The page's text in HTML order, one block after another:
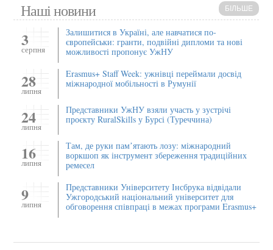
Наші новини БІЛЬШЕ
3
серпня
Залишитися в Україні, але навчатися по-
європейськи: гранти, подвійні дипломи та нові
можливості пропонує УжНУ
28
липня
Erasmus+ Staff Week: ужнівці переймали досвід
міжнародної мобільності в Румунії
24
липня
Представники УжНУ взяли участь у зустрічі
проєкту RuralSkills у Бурсі (Туреччина)
16
липня
Там, де руки памʼятають лозу: міжнародний
воркшоп як інструмент збереження традиційних
ремесел
9
липня
Представники Університету Інсбрука відвідали
Ужгородський національний університет для
обговорення співпраці в межах програми Erasmus+